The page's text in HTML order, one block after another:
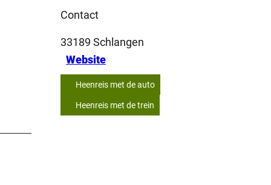
Contact
33189 Schlangen
Website
Heenreis met de auto
Heenreis met de trein